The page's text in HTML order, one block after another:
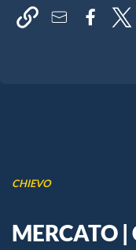
CHIEVO
MERCATO |